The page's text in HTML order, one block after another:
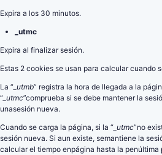
Expira a los 30 minutos.
_utmc
Expira al finalizar sesión.
Estas 2 cookies se usan para calcular cuando
La “ _utmb” registra la hora de llegada a la
“ _utmc”comprueba si se debe mantener la
unasesión nueva.
Cuando se carga la página, si la “ _utmc”no
sesión nueva. Si aun existe, semantiene la
calcular el tiempo enpágina hasta la